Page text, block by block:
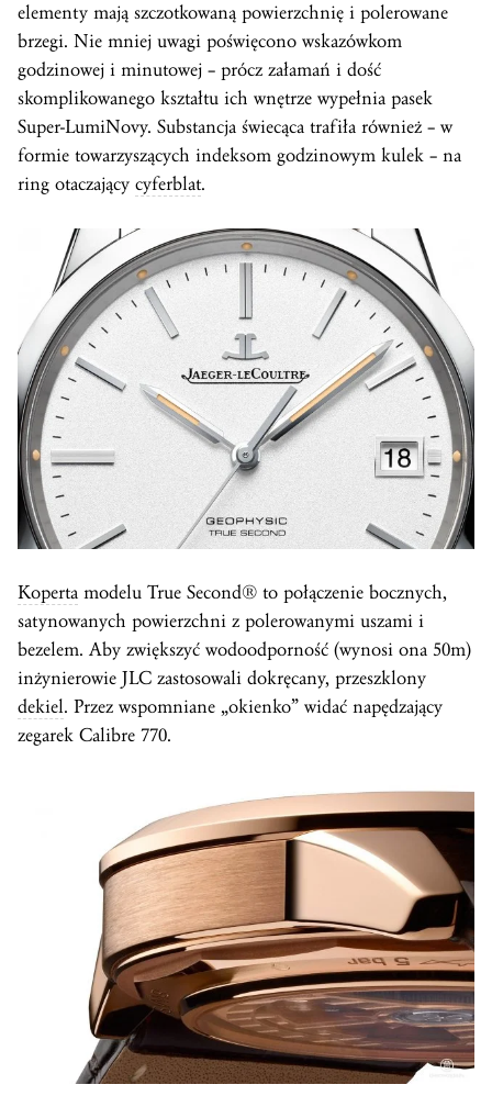
elementy mają szczotkowaną powierzchnię i polerowane
brzegi. Nie mniej uwagi poświęcono wskazówkom
godzinowej i minutowej – prócz załamań i dość
skomplikowanego kształtu ich wnętrze wypełnia pasek
Super-LumiNovy. Substancja świecąca trafiła również – w
formie towarzyszących indeksom godzinowym kulek – na
ring otaczający cyferblat.
Koperta modelu True Second® to połączenie bocznych,
satynowanych powierzchni z polerowanymi uszami i
bezelem. Aby zwiększyć wodoodporność (wynosi ona 50m)
inżynierowie JLC zastosowali dokręcany, przeszklony
dekiel. Przez wspomniane „okienko” widać napędzający
zegarek Calibre 770.